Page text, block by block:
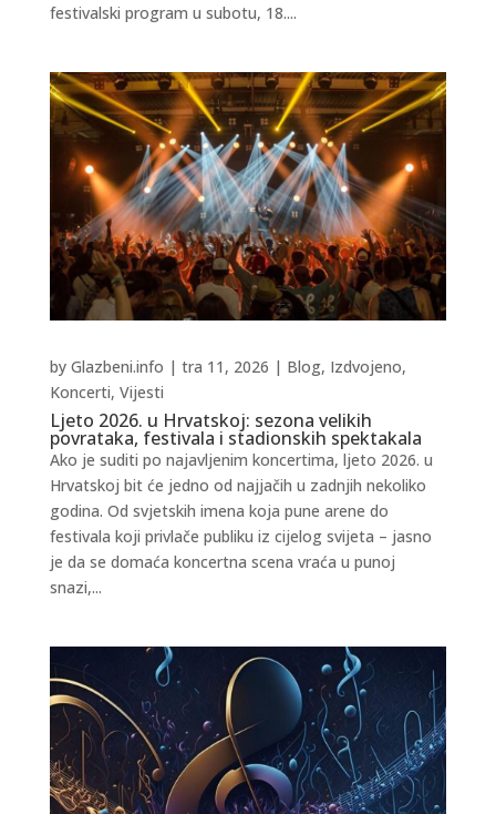
festivalski program u subotu, 18....
Ljeto 2026. u Hrvatskoj: sezona velikih
povrataka, festivala i stadionskih spektakala
by Glazbeni.info | tra 11, 2026 | Blog, Izdvojeno,
Koncerti, Vijesti
Ako je suditi po najavljenim koncertima, ljeto 2026. u
Hrvatskoj bit će jedno od najjačih u zadnjih nekoliko
godina. Od svjetskih imena koja pune arene do
festivala koji privlače publiku iz cijelog svijeta – jasno
je da se domaća koncertna scena vraća u punoj
snazi,...